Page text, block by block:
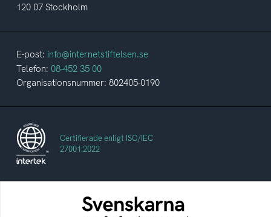
120 07 Stockholm
E-post: info@internetstiftelsen.se
Telefon: 08-452 35 00
Organisationsnummer: 802405-0190
Certifierade enligt ISO/IEC
27001:2022
Svenskarna och internet